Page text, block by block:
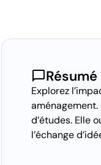
chat_bubbleRésumé
Explorez
d’études. Elle
l’échange